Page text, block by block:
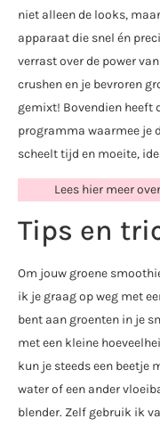
niet alleen de looks,
apparaat die snel én
verrast over de power
crushen en je bevroren
gemixt! Bovendien heeft
programma waarmee je
scheelt tijd en moeite,
Lees hier meer
Tips en
Om jouw groene
ik je graag op weg met
bent aan groenten in je
met een kleine
kun je steeds een beetje
water of een ander
blender. Zelf gebruik ik